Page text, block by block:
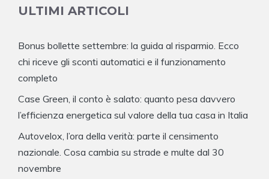
ULTIMI ARTICOLI
Bonus bollette settembre: la guida al risparmio. Ecco
chi riceve gli sconti automatici e il funzionamento
completo
Case Green, il conto è salato: quanto pesa davvero
l’efficienza energetica sul valore della tua casa in Italia
Autovelox, l’ora della verità: parte il censimento
nazionale. Cosa cambia su strade e multe dal 30
novembre